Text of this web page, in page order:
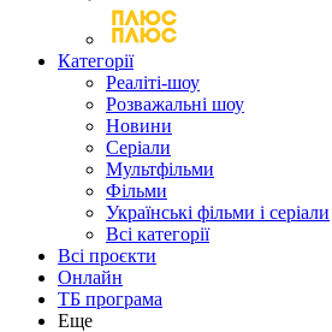
Категорії
Реаліті-шоу
Розважальні шоу
Новини
Серіали
Мультфільми
Фільми
Українські фільми і серіали
Всі категорії
Всі проєкти
Онлайн
ТБ програма
Еще